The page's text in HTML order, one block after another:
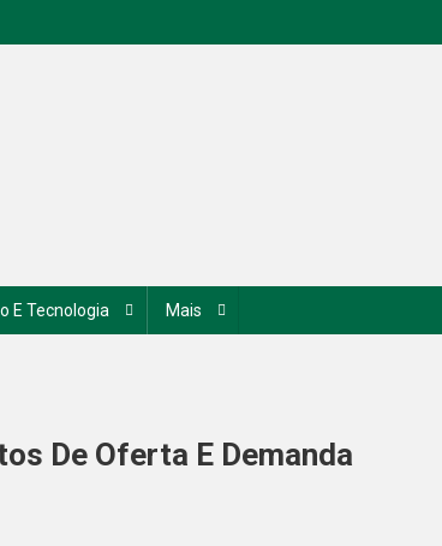
E Tecnologia Mais
De Oferta E Demanda